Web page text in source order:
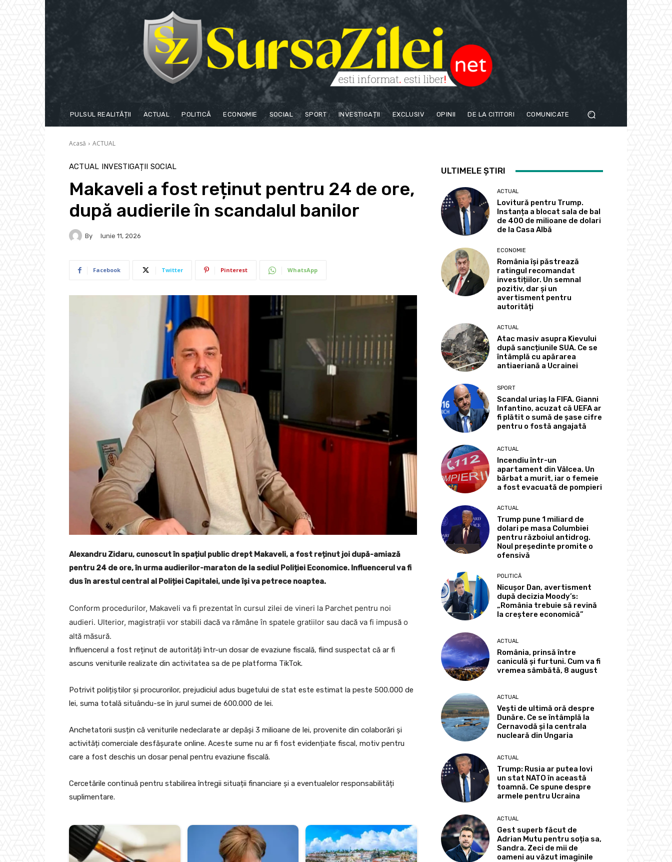
PULSUL REALITĂȚII ACTUAL POLITICĂ ECONOMIE SOCIAL SPORT INVESTIGAȚII EXCLUSIV OPINII DE LA CITITORI COMUNICATE
Acasă ACTUAL
ACTUAL INVESTIGAȚII SOCIAL
Makaveli a fost reținut pentru 24 de ore,
după audierile în scandalul banilor
By Iunie 11, 2026
Facebook Twitter Pinterest WhatsApp
Alexandru Zidaru, cunoscut în spațiul public drept Makaveli, a fost reținut joi după-amiază
pentru 24 de ore, în urma audierilor-maraton de la sediul Poliției Economice. Influencerul va fi
dus în arestul central al Poliției Capitalei, unde își va petrece noaptea.
Conform procedurilor, Makaveli va fi prezentat în cursul zilei de vineri la Parchet pentru noi
audieri. Ulterior, magistrații vor stabili dacă va rămâne în spatele gratiilor sau dacă va fi impusă o
altă măsură.
Influencerul a fost reținut de autorități într-un dosar de evaziune fiscală, fiind suspectat că ar fi
ascuns veniturile realizate din activitatea sa de pe platforma TikTok.
Potrivit polițiștilor și procurorilor, prejudiciul adus bugetului de stat este estimat la peste 500.000 de
lei, suma totală situându-se în jurul sumei de 600.000 de lei.
Anchetatorii susțin că veniturile nedeclarate ar depăși 3 milioane de lei, provenite din colaborări și
activități comerciale desfășurate online. Aceste sume nu ar fi fost evidențiate fiscal, motiv pentru
care a fost deschis un dosar penal pentru evaziune fiscală.
Cercetările continuă pentru stabilirea întregii situații financiare și a eventualelor responsabilități
suplimentare.
ULTIMELE ȘTIRI
ACTUAL
Lovitură pentru Trump.
Instanța a blocat sala de bal
de 400 de milioane de dolari
de la Casa Albă
ECONOMIE
România își păstrează
ratingul recomandat
investițiilor. Un semnal
pozitiv, dar și un
avertisment pentru
autorități
ACTUAL
Atac masiv asupra Kievului
după sancțiunile SUA. Ce se
întâmplă cu apărarea
antiaeriană a Ucrainei
SPORT
Scandal uriaș la FIFA. Gianni
Infantino, acuzat că UEFA ar
fi plătit o sumă de șase cifre
pentru o fostă angajată
ACTUAL
Incendiu într-un
apartament din Vâlcea. Un
bărbat a murit, iar o femeie
a fost evacuată de pompieri
ACTUAL
Trump pune 1 miliard de
dolari pe masa Columbiei
pentru războiul antidrog.
Noul președinte promite o
ofensivă
POLITICĂ
Nicușor Dan, avertisment
după decizia Moody’s:
„România trebuie să revină
la creștere economică”
ACTUAL
România, prinsă între
caniculă și furtuni. Cum va fi
vremea sâmbătă, 8 august
ACTUAL
Vești de ultimă oră despre
Dunăre. Ce se întâmplă la
Cernavodă și la centrala
nucleară din Ungaria
ACTUAL
Trump: Rusia ar putea lovi
un stat NATO în această
toamnă. Ce spune despre
armele pentru Ucraina
ACTUAL
Gest superb făcut de
Adrian Mutu pentru soția sa,
Sandra. Zeci de mii de
oameni au văzut imaginile